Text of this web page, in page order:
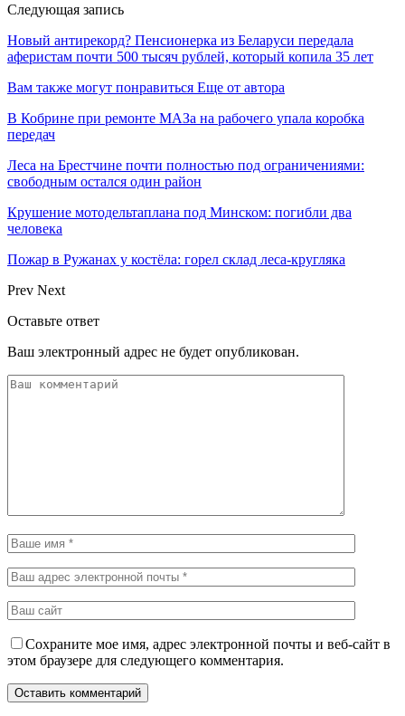
Следующая запись
Новый антирекорд? Пенсионерка из Беларуси передала
аферистам почти 500 тысяч рублей, который копила 35 лет
Вам также могут понравиться Еще от автора
В Кобрине при ремонте МАЗа на рабочего упала коробка
передач
Леса на Брестчине почти полностью под ограничениями:
свободным остался один район
Крушение мотодельтаплана под Минском: погибли два
человека
Пожар в Ружанах у костёла: горел склад леса-кругляка
Prev Next
Оставьте ответ
Ваш электронный адрес не будет опубликован.
Сохраните мое имя, адрес электронной почты и веб-сайт в
этом браузере для следующего комментария.